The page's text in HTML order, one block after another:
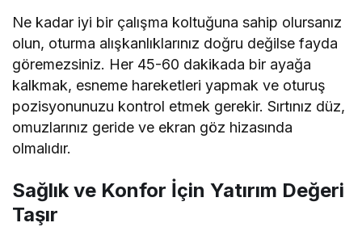
Ne kadar iyi bir çalışma koltuğuna sahip olursanız
olun, oturma alışkanlıklarınız doğru değilse fayda
göremezsiniz. Her 45-60 dakikada bir ayağa
kalkmak, esneme hareketleri yapmak ve oturuş
pozisyonunuzu kontrol etmek gerekir. Sırtınız düz,
omuzlarınız geride ve ekran göz hizasında
olmalıdır.
Sağlık ve Konfor İçin Yatırım Değeri
Taşır